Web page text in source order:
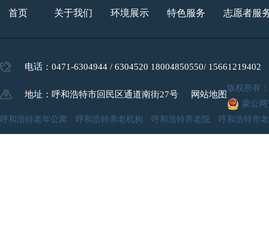
天泽老年公寓获内蒙古地矿集团志愿捐...
首页 关于我们 环境展示 特色服务 志愿者服
电话：0471-6304944 / 6304520 18004850550/ 15661219402
地址：呼和浩特市回民区通道南街27号 网站地图
版权所有
蒙公网
呼和浩特老年公寓 呼和浩特养老机构 呼和浩特养老院 呼和浩特市